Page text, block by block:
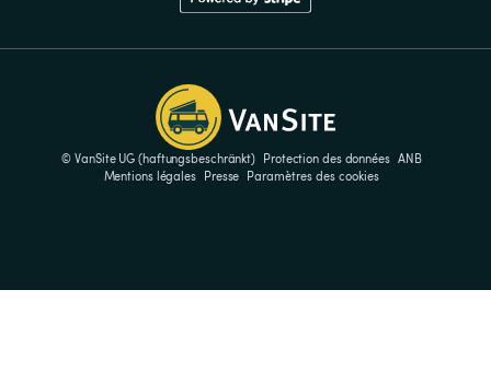
© VanSite UG (haftungsbeschränkt) Protection des données ANB
Mentions légales
Presse Paramètres des cookies